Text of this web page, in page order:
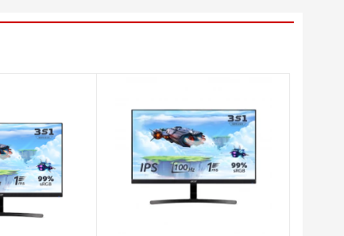
.
hảo 1800R chân đế hình bán nguyệt cứng cáp, hầm hố,